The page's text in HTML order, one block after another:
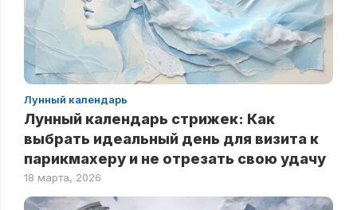
Лунный календарь
Лунный календарь стрижек: Как
выбрать идеальный день для визита к
парикмахеру и не отрезать свою удачу
18 марта, 2026